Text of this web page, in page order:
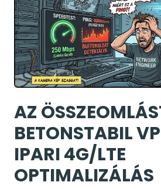
AZ
BETONSTABIL
IPARI 4G/LTE
OPTIMALIZÁLÁS